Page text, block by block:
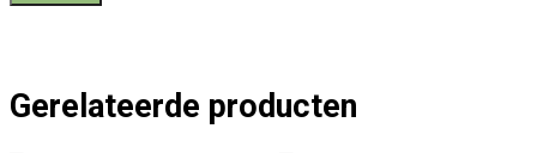
Gerelateerde producten